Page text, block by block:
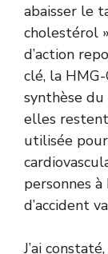
abaisser le
cholestérol
d’action
clé, la
synthèse
elles
utilisée
personnes
d’accident
J’ai